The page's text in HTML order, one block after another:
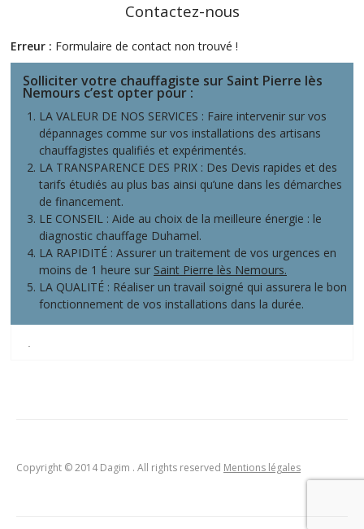
Contactez-nous
Erreur : Formulaire de contact non trouvé !
Solliciter votre chauffagiste sur Saint Pierre lès
Nemours c’est opter pour :
LA VALEUR DE NOS SERVICES : Faire intervenir sur vos
dépannages comme sur vos installations des artisans
chauffagistes qualifiés et expérimentés.
LA TRANSPARENCE DES PRIX : Des Devis rapides et des
tarifs étudiés au plus bas ainsi qu’une dans les démarches
de financement.
LE CONSEIL : Aide au choix de la meilleure énergie : le
diagnostic chauffage Duhamel.
LA RAPIDITÉ : Assurer un traitement de vos urgences en
moins de 1 heure sur Saint Pierre lès Nemours.
LA QUALITÉ : Réaliser un travail soigné qui assurera le bon
fonctionnement de vos installations dans la durée.
Copyright © 2014 Dagim . All rights reserved Mentions légales